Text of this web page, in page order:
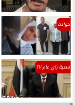
حوادث
قضية راي عام TV